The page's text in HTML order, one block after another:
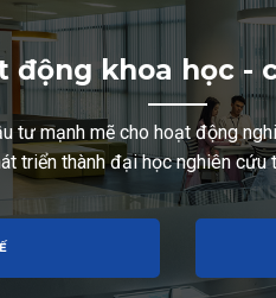
động khoa học -
tư mạnh mẽ cho hoạt động
triển thành đại học nghiên cứu